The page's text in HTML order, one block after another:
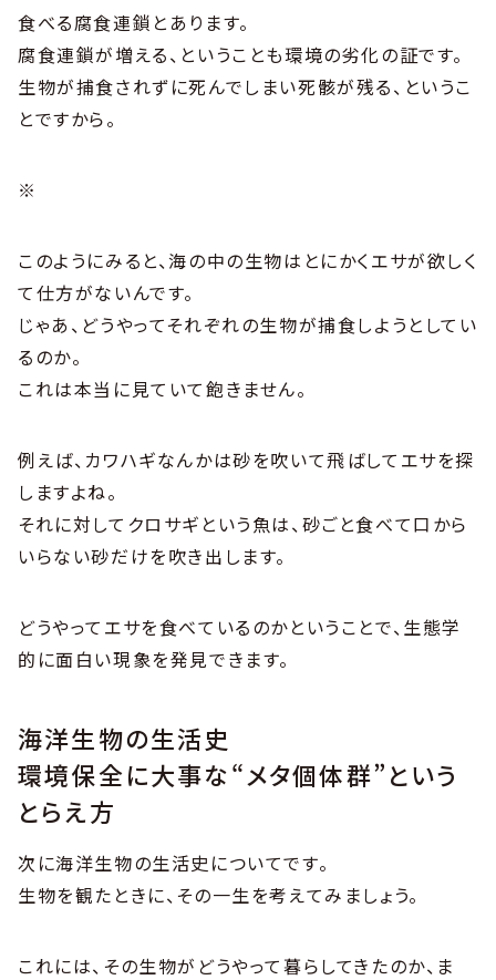
食べる腐食連鎖とあります。
腐食連鎖が増える、ということも環境の劣化の証です。
生物が捕食されずに死んでしまい死骸が残る、というこ
とですから。
※
このようにみると、海の中の生物はとにかくエサが欲しく
て仕方がないんです。
じゃあ、どうやってそれぞれの生物が捕食しようとしてい
るのか。
これは本当に見ていて飽きません。
例えば、カワハギなんかは砂を吹いて飛ばしてエサを探
しますよね。
それに対してクロサギという魚は、砂ごと食べて口から
いらない砂だけを吹き出します。
どうやってエサを食べているのかということで、生態学
的に面白い現象を発見できます。
海洋生物の生活史
環境保全に大事な“メタ個体群”という
とらえ方
次に海洋生物の生活史についてです。
生物を観たときに、その一生を考えてみましょう。
これには、その生物がどうやって暮らしてきたのか、ま